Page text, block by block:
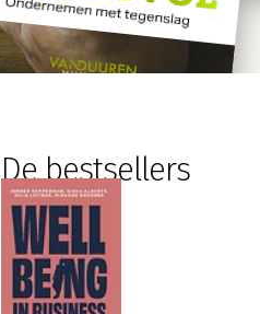
De bestsellers